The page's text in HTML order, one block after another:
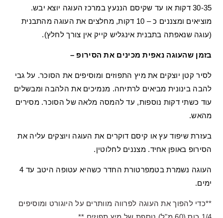
30-35 דקות או עד שקיסם הננעץ במרכז העוגה יוצא יבש.
מוציאים ומצננים כ – 10 דקות, מחלצים את העוגה מהתבנית
(עוגה שנאפתה בתבנית אינגליש קייק אין צורך לחלץ).
בזמן שהעוגה נאפית מכינים את הסירופ –
לסיר קטן יוצקים את מיץ התפוזים ומוסיפים את הסוכר. על גבי
להבה בינונית מביאים לרתיחה. מנמיכים את הלהבה ומבשלים
עוד כשתי דקות נוספות, עד להמסה מלאה של הסוכר. מסירים
מהאש.
בעזרת שיפוד עץ או קיסם דוקרים את העוגה ויוצקים עליה את
הסירופ באופן אחיד. מצננים לחלוטין.
העוגה נשמרת בטמפרטורת החדר כשהיא עטופה היטב עד 4
ימים.
**כדי להפוך את העוגה לפרווה מוותרים על היוגורט ומוסיפים